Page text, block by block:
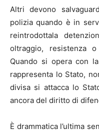
Altri devono
polizia quando è in
reintrodottala
oltraggio, resistenza
Quando si opera con
rappresenta lo Stato,
divisa si attacca lo
ancora del diritto di
È drammatica l’ultima